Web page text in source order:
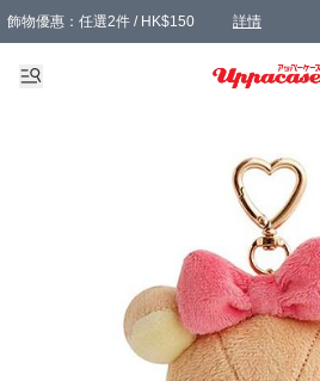
飾物優惠：任選2件 / HK$150 詳情
髮飾優惠：任選2件 / HK$100 詳情
精選襪子優惠：任選3對 / HK$115 詳情
滿額免運：本地訂單滿港幣350元可享免運費優惠